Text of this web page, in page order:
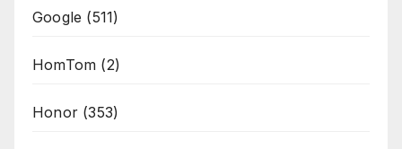
Google (511)
HomTom (2)
Honor (353)